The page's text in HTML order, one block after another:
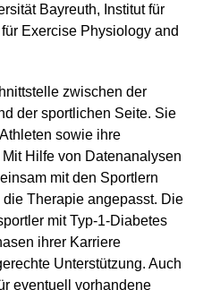
Bayreuth, Institut für
Exercise Physiology and
zwischen der
der sportlichen Seite. Sie
sowie ihre
Hilfe von Datenanalysen
mit den Sportlern
Therapie angepasst. Die
mit Typ-1-Diabetes
ihrer Karriere
Unterstützung. Auch
eventuell vorhandene